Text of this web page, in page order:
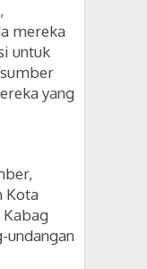
mereka
untuk
yang
Kota
undangan